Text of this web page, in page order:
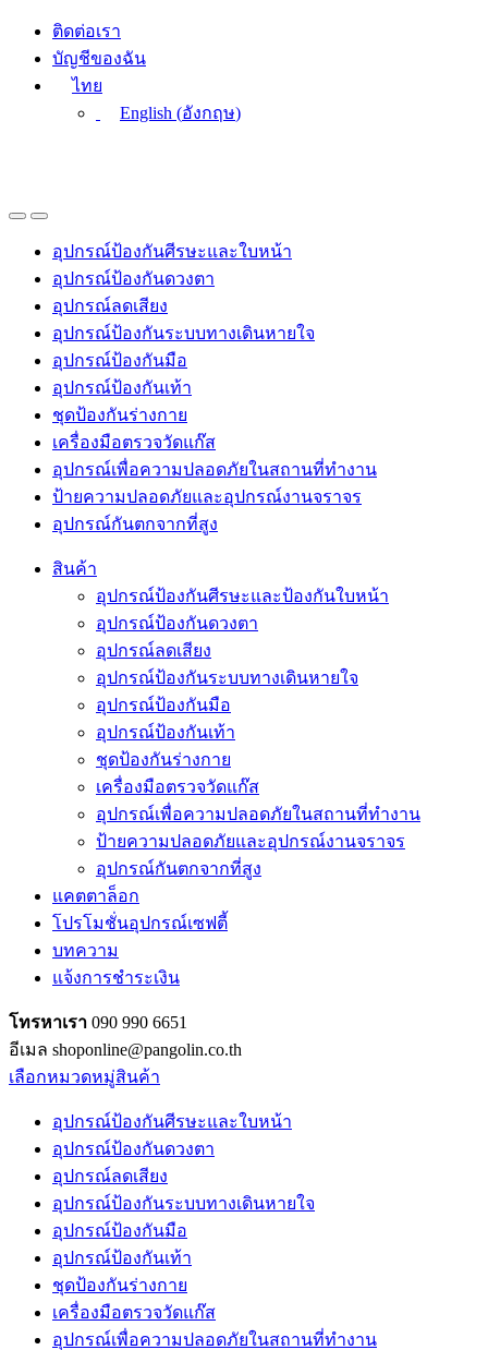
Skip
navigation
Skip
content
ติดต่อเรา
บัญชีของฉัน
ไทย
English (อังกฤษ)
อุปกรณ์ป้องกันศีรษะและใบหน้า
อุปกรณ์ป้องกันดวงตา
อุปกรณ์ลดเสียง
อุปกรณ์ป้องกันระบบทางเดินหายใจ
อุปกรณ์ป้องกันมือ
อุปกรณ์ป้องกันเท้า
ชุดป้องกันร่างกาย
เครื่องมือตรวจวัดแก๊ส
อุปกรณ์เพื่อความปลอดภัยในสถานที่ทำงาน
ป้ายความปลอดภัยและอุปกรณ์งานจราจร
อุปกรณ์กันตกจากที่สูง
สินค้า
อุปกรณ์ป้องกันศีรษะและป้องกันใบหน้า
อุปกรณ์ป้องกันดวงตา
อุปกรณ์ลดเสียง
อุปกรณ์ป้องกันระบบทางเดินหายใจ
อุปกรณ์ป้องกันมือ
อุปกรณ์ป้องกันเท้า
ชุดป้องกันร่างกาย
เครื่องมือตรวจวัดแก๊ส
อุปกรณ์เพื่อความปลอดภัยในสถานที่ทำงาน
ป้ายความปลอดภัยและอุปกรณ์งานจราจร
อุปกรณ์กันตกจากที่สูง
แคตตาล็อก
โปรโมชั่นอุปกรณ์เซฟตี้
บทความ
แจ้งการชำระเงิน
โทรหาเรา 090 990 6651
อีเมล shoponline@pangolin.co.th
เลือกหมวดหมู่สินค้า
อุปกรณ์ป้องกันศีรษะและใบหน้า
อุปกรณ์ป้องกันดวงตา
อุปกรณ์ลดเสียง
อุปกรณ์ป้องกันระบบทางเดินหายใจ
อุปกรณ์ป้องกันมือ
อุปกรณ์ป้องกันเท้า
ชุดป้องกันร่างกาย
เครื่องมือตรวจวัดแก๊ส
อุปกรณ์เพื่อความปลอดภัยในสถานที่ทำงาน